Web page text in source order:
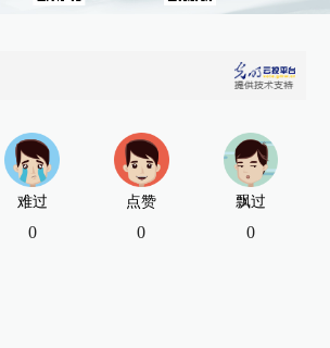
难过
0
点赞
0
飘过
0